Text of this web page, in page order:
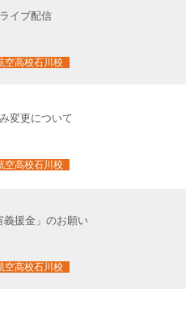
イブ配信
空高校石川校
変更について
空高校石川校
義援金」のお願い
空高校石川校